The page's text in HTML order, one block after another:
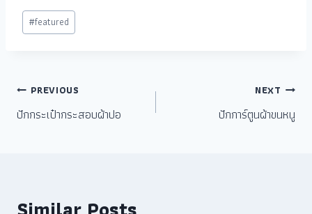
#featured
PREVIOUS
ปักกระเป๋ากระสอบผ้าปอ
NEXT
ปักการ์ตูนผ้าขนหนู